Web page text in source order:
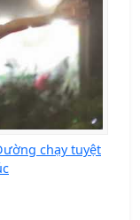
chạy tuyệt